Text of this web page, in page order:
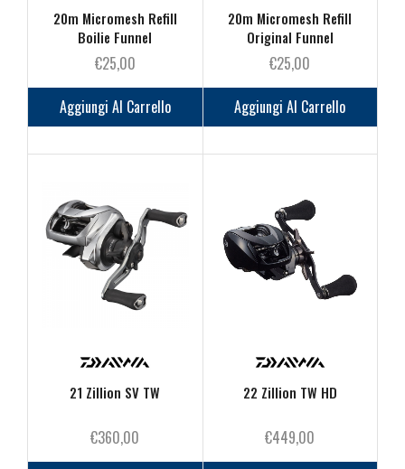
20m Micromesh Refill
Boilie Funnel
€25,00
Aggiungi Al Carrello
20m Micromesh Refill
Original Funnel
€25,00
Aggiungi Al Carrello
21 Zillion SV TW
€360,00
Questo
22 Zillion TW HD
€449,00
Questo